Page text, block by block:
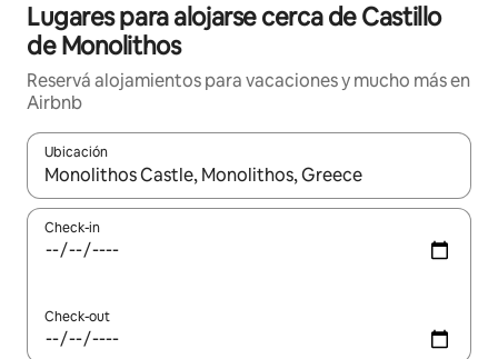
Lugares para alojarse cerca de Castillo
de Monolithos
Reservá alojamientos para vacaciones y mucho más en
Airbnb
Ubicación
Cuando los resultados estén disponibles, navegá con las
Check-in
Check-out